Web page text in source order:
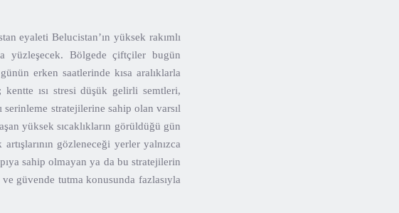
eyaleti Belucistan’ın yüksek rakımlı
yüzleşecek. Bölgede çiftçiler bugün
erken saatlerinde kısa aralıklarla
ısı stresi düşük gelirli semtleri,
stratejilerine sahip olan varsıl
yüksek sıcaklıkların görüldüğü gün
artışlarının gözleneceği yerler yalnızca
sahip olmayan ya da bu stratejilerin
ve güvende tutma konusunda fazlasıyla